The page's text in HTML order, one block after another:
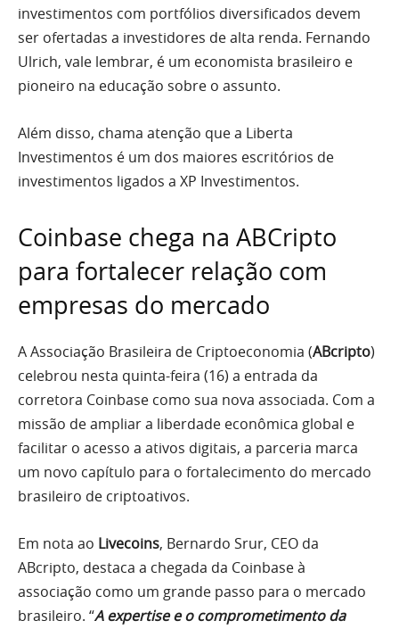
investimentos com portfólios diversificados devem
ser ofertadas a investidores de alta renda. Fernando
Ulrich, vale lembrar, é um economista brasileiro e
pioneiro na educação sobre o assunto.
Além disso, chama atenção que a Liberta
Investimentos é um dos maiores escritórios de
investimentos ligados a XP Investimentos.
Coinbase chega na ABCripto
para fortalecer relação com
empresas do mercado
A Associação Brasileira de Criptoeconomia (ABcripto)
celebrou nesta quinta-feira (16) a entrada da
corretora Coinbase como sua nova associada. Com a
missão de ampliar a liberdade econômica global e
facilitar o acesso a ativos digitais, a parceria marca
um novo capítulo para o fortalecimento do mercado
brasileiro de criptoativos.
Em nota ao Livecoins, Bernardo Srur, CEO da
ABcripto, destaca a chegada da Coinbase à
associação como um grande passo para o mercado
brasileiro. “A expertise e o comprometimento da